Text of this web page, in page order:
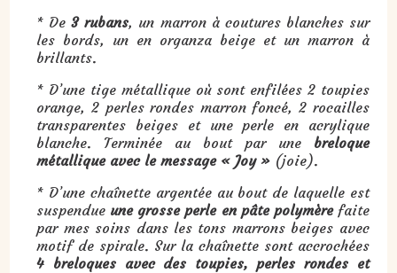
* De3 rubans, un marron à coutures blanches sur
les bords, un en organza beige et un marron à
brillants.
* D’une tige métallique où sont enfilées 2 toupies
orange, 2 perles rondes marron foncé, 2 rocailles
transparentes beiges et une perle en acrylique
blanche. Terminée au bout par une breloque
métallique avec le message « Joy » (joie).
* D’une chaînette argentée au bout de laquelle est
suspendue une grosse perle en pâte polymèrefaite
par mes soins dans les tons marrons beiges avec
motif de spirale. Sur la chaînette sont accrochées
4 breloques avec des toupies, perles rondes et